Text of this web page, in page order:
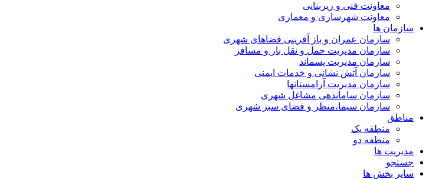
معاونت فنی و زیربنایی
معاونت شهرسازی و معماری
سازمان ها
سازمان عمران و باز آفرینی فضاهای شهری
سازمان مدیریت حمل و نقل بار و مسافر
سازمان مدیریت پسماند
سازمان آتش نشانی و خدمات ایمنی
سازمان مدیریت آرامستانها
سازمان ساماندهی مشاغل شهری
سازمان سیما،منظر و فضای سبز شهری
مناطق
منطقه یک
منطقه دو
مدیریت ها
جستجو
سایر بخش ها